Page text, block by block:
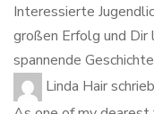
Interessierte
großen Erfolg und Dir
spannende
Linda Hair